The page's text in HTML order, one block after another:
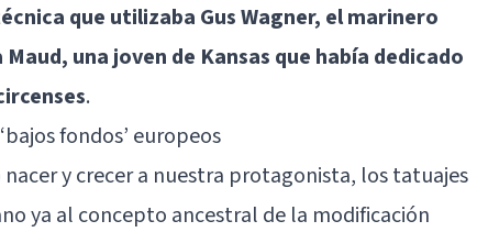
que utilizaba Gus Wagner, el marinero
una joven de Kansas que había dedicado
.
fondos’ europeos
y crecer a nuestra protagonista, los tatuajes
ya al concepto ancestral de la modificación